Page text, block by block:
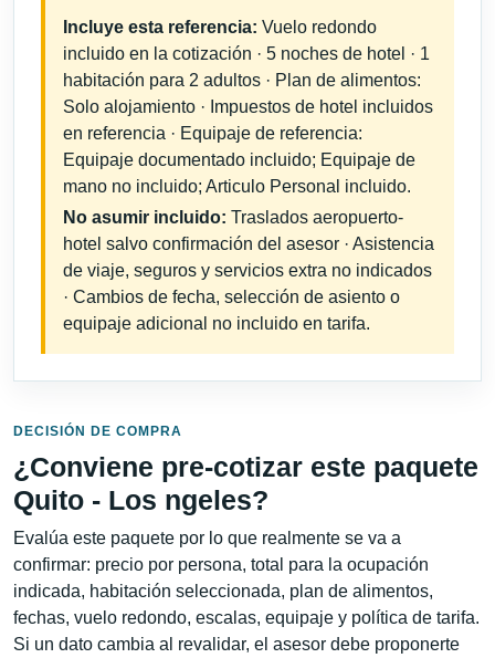
Incluye esta referencia: Vuelo redondo
incluido en la cotización · 5 noches de hotel · 1
habitación para 2 adultos · Plan de alimentos:
Solo alojamiento · Impuestos de hotel incluidos
en referencia · Equipaje de referencia:
Equipaje documentado incluido; Equipaje de
mano no incluido; Articulo Personal incluido.
No asumir incluido: Traslados aeropuerto-
hotel salvo confirmación del asesor · Asistencia
de viaje, seguros y servicios extra no indicados
· Cambios de fecha, selección de asiento o
equipaje adicional no incluido en tarifa.
DECISIÓN DE COMPRA
¿Conviene pre-cotizar este paquete
Quito - Los ngeles?
Evalúa este paquete por lo que realmente se va a
confirmar: precio por persona, total para la ocupación
indicada, habitación seleccionada, plan de alimentos,
fechas, vuelo redondo, escalas, equipaje y política de tarifa.
Si un dato cambia al revalidar, el asesor debe proponerte